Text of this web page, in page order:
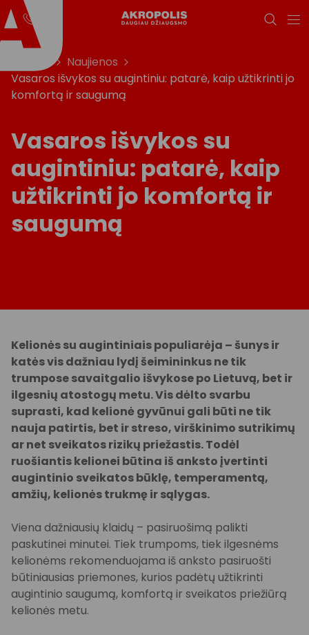
Naujienos
Vasaros išvykos su augintiniu: patarė, kaip užtikrinti jo
komfortą ir saugumą
Vasaros išvykos su
augintiniu: patarė, kaip
užtikrinti jo komfortą ir
saugumą
Kelionės su augintiniais populiarėja – šunys ir
katės vis dažniau lydį šeimininkus ne tik
trumpose savaitgalio išvykose po Lietuvą, bet ir
ilgesnių atostogų metu. Vis dėlto svarbu
suprasti, kad kelionė gyvūnui gali būti ne tik
nauja patirtis, bet ir streso, virškinimo sutrikimų
ar net sveikatos rizikų priežastis. Todėl
ruošiantis kelionei būtina iš anksto įvertinti
augintinio sveikatos būklę, temperamentą,
amžių, kelionės trukmę ir sąlygas.
Viena dažniausių klaidų – pasiruošimą palikti
paskutinei minutei. Tiek trumpoms, tiek ilgesnėms
kelionėms rekomenduojama iš anksto pasiruošti
būtiniausias priemones, kurios padėtų užtikrinti
augintinio saugumą, komfortą ir sveikatos priežiūrą
kelionės metu.